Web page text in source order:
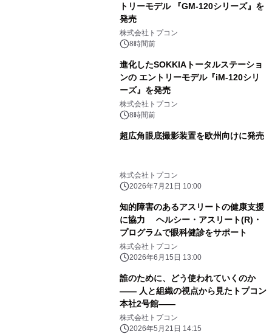
トリーモデル 『GM-120シリーズ』を
発売
株式会社トプコン
8時間前
進化したSOKKIAトータルステーショ
ンの エントリーモデル『iM-120シリ
ーズ』を発売
株式会社トプコン
8時間前
超広角眼底撮影装置を欧州向けに発売
株式会社トプコン
2026年7月21日 10:00
知的障害のあるアスリートの健康支援
に協力 ヘルシー・アスリート(R)・
プログラムで眼科健診をサポート
株式会社トプコン
2026年6月15日 13:00
誰のために、どう使われていくのか
―― 人と組織の視点から見たトプコン
本社2号館――
株式会社トプコン
2026年5月21日 14:15